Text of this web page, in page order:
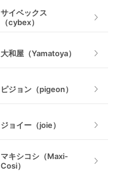
室内遊具
サイベックス
（cybex）
大和屋（Yamatoya）
ピジョン（pigeon）
ジョイー（joie）
マキシコシ（Maxi-
Cosi）